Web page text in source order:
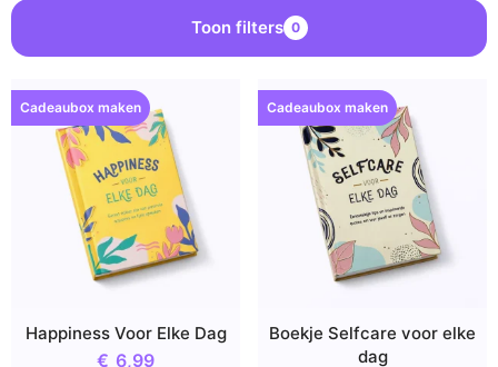
Toon filters 0
Cadeaubox maken
Happiness Voor Elke Dag
€ 6,99
Cadeaubox maken
Boekje Selfcare voor elke
dag